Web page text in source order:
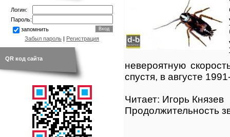
Логин:
Пароль:
запомнить
Забыл пароль | Регистрация
QR код сайта
невероятную
спустя, в августе
Читает: Игорь Князев
Продолжительность